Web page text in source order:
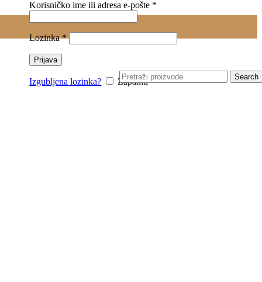
Korisničko ime ili adresa e-pošte *
Lozinka*Obavezno
Prijava
Izgubljena lozinka? Zapamti Search